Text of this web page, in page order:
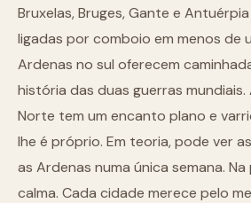
Bruxelas, Bruges, Gante e
ligadas por comboio em menos de
Ardenas no sul oferecem
história das duas guerras mundiais.
Norte tem um encanto plano e
lhe é próprio. Em teoria, pode ver
as Ardenas numa única semana. Na
calma. Cada cidade merece pelo